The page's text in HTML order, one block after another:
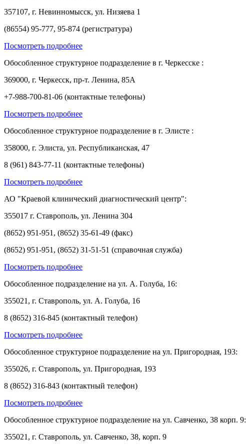
357107, г. Невинномысск, ул. Низяева 1
(86554) 95-777, 95-874 (регистратура)
Посмотреть подробнее
Обособленное структурное подразделение в г. Черкесске :
369000, г. Черкесск, пр-т. Ленина, 85А
+7-988-700-81-06 (контактные телефоны)
Посмотреть подробнее
Обособленное структурное подразделение в г. Элисте :
358000, г. Элиста, ул. Республиканская, 47
8 (961) 843-77-11 (контактные телефоны)
Посмотреть подробнее
АО "Краевой клинический диагностический центр":
355017 г. Ставрополь, ул. Ленина 304
(8652) 951-951, (8652) 35-61-49 (факс)
(8652) 951-951, (8652) 31-51-51 (справочная служба)
Посмотреть подробнее
Обособленное подразделение на ул. А. Голуба, 16:
355021, г. Ставрополь, ул. А. Голуба, 16
8 (8652) 316-845 (контактный телефон)
Посмотреть подробнее
Обособленное структурное подразделение на ул. Пригородная, 193:
355026, г. Ставрополь, ул. Пригородная, 193
8 (8652) 316-843 (контактный телефон)
Посмотреть подробнее
Обособленное структурное подразделение на ул. Савченко, 38 корп. 9:
355021, г. Ставрополь, ул. Савченко, 38, корп. 9